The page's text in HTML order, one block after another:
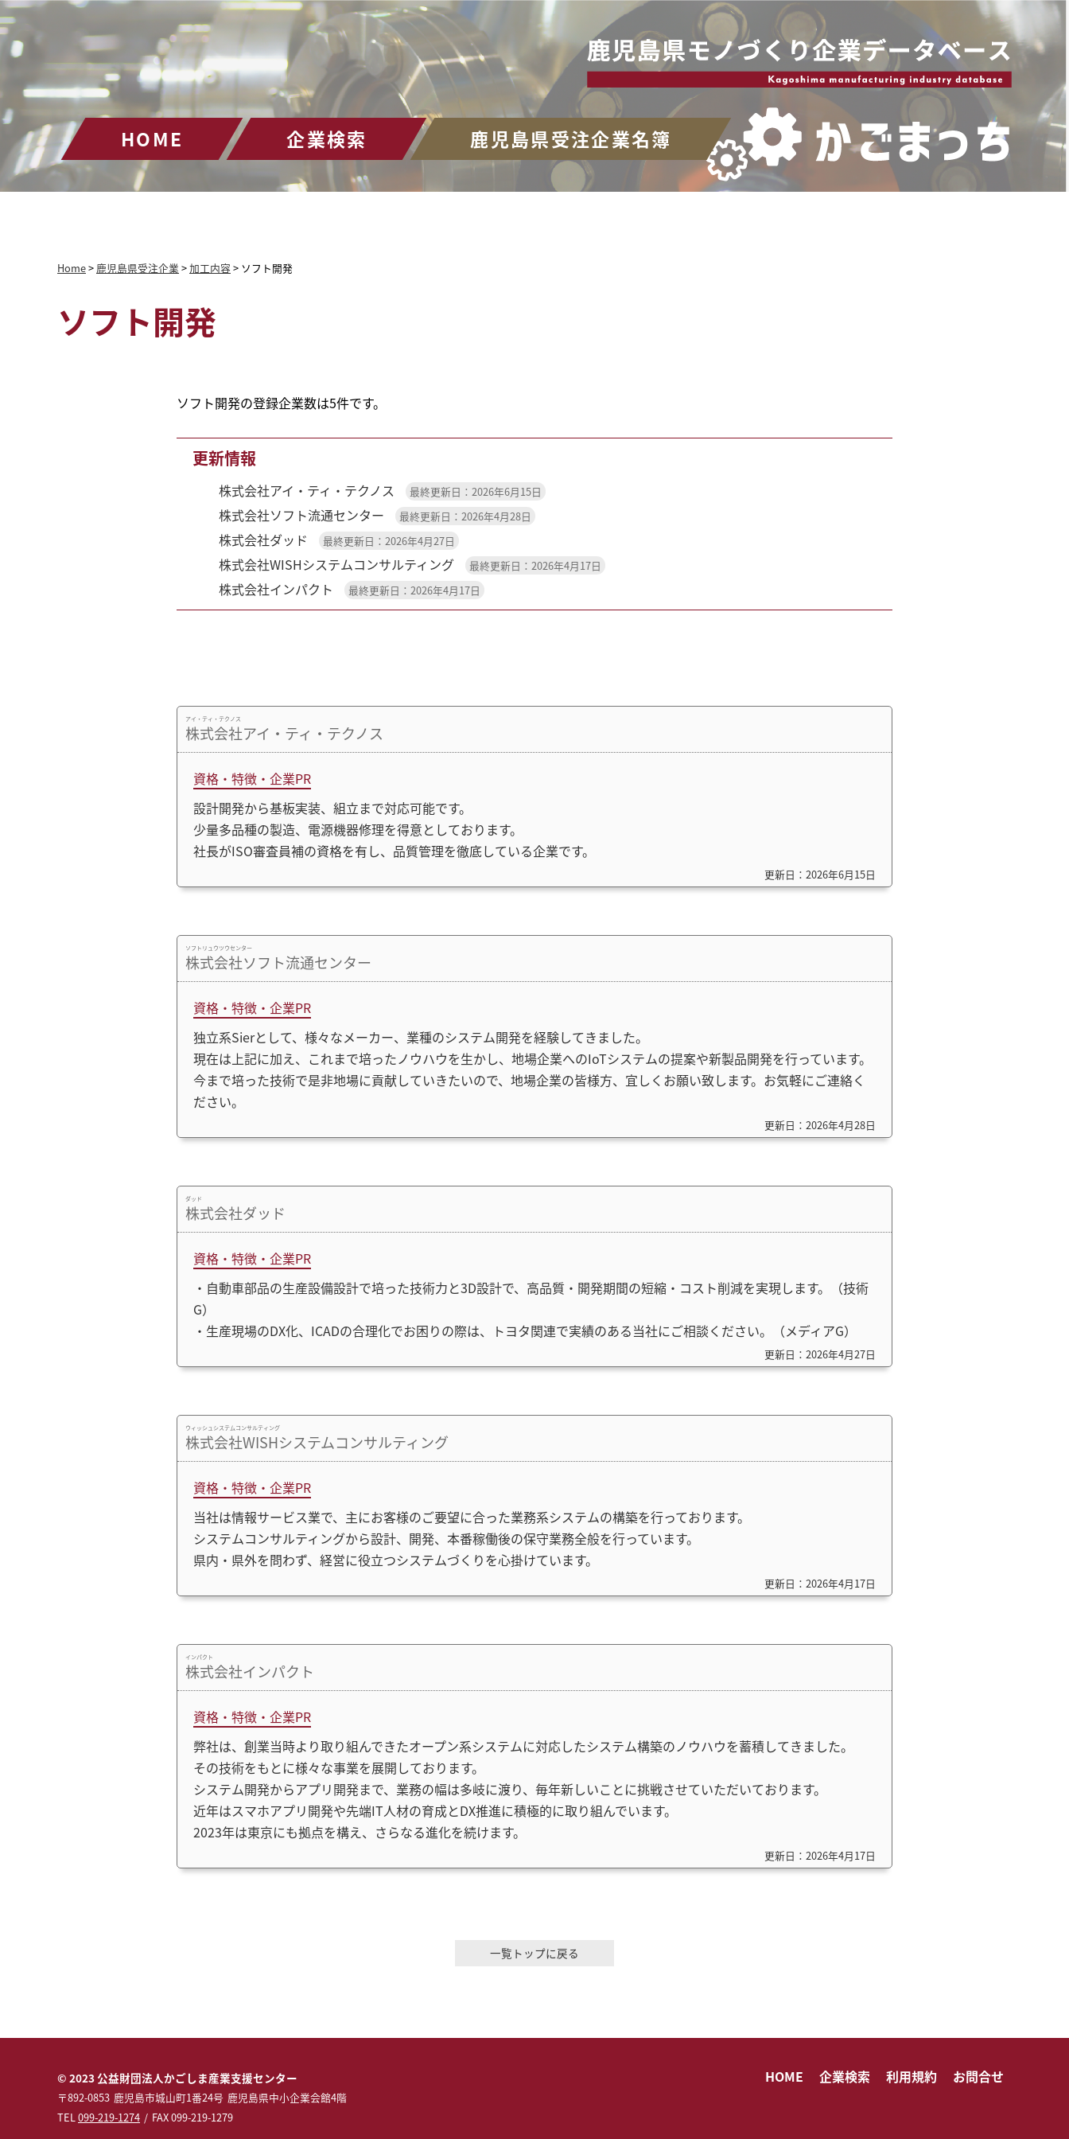
HOME 企業検索 鹿児島県受注企業名簿
Home> 鹿児島県受注企業 >加工内容 > ソフト開発
ソフト開発
ソフト開発の登録企業数は5件です。
更新情報
株式会社アイ・ティ・テクノス 最終更新日：2026年6月15日
株式会社ソフト流通センター 最終更新日：2026年4月28日
株式会社ダッド 最終更新日：2026年4月27日
株式会社WISHシステムコンサルティング 最終更新日：2026年4月17日
株式会社インパクト 最終更新日：2026年4月17日
アイ・ティ・テクノス
株式会社アイ・ティ・テクノス
資格・特徴・企業PR
設計開発から基板実装、組立まで対応可能です。
少量多品種の製造、電源機器修理を得意としております。
社長がISO審査員補の資格を有し、品質管理を徹底している企業です。
更新日：2026年6月15日
ソフトリュウツウセンター
株式会社ソフト流通センター
資格・特徴・企業PR
独立系Sierとして、様々なメーカー、業種のシステム開発を経験してきました。
現在は上記に加え、これまで培ったノウハウを生かし、地場企業へのIoTシステムの提案や新製品開発を行っています。
今まで培った技術で是非地場に貢献していきたいので、地場企業の皆様方、宜しくお願い致します。お気軽にご連絡く
ださい。
更新日：2026年4月28日
ダッド
株式会社ダッド
資格・特徴・企業PR
・自動車部品の生産設備設計で培った技術力と3D設計で、高品質・開発期間の短縮・コスト削減を実現します。（技術
G）
・生産現場のDX化、ICADの合理化でお困りの際は、トヨタ関連で実績のある当社にご相談ください。（メディアG）
更新日：2026年4月27日
ウィッシュシステムコンサルティング
株式会社WISHシステムコンサルティング
資格・特徴・企業PR
当社は情報サービス業で、主にお客様のご要望に合った業務系システムの構築を行っております。
システムコンサルティングから設計、開発、本番稼働後の保守業務全般を行っています。
県内・県外を問わず、経営に役立つシステムづくりを心掛けています。
更新日：2026年4月17日
インパクト
株式会社インパクト
資格・特徴・企業PR
弊社は、創業当時より取り組んできたオープン系システムに対応したシステム構築のノウハウを蓄積してきました。
その技術をもとに様々な事業を展開しております。
システム開発からアプリ開発まで、業務の幅は多岐に渡り、毎年新しいことに挑戦させていただいております。
近年はスマホアプリ開発や先端IT人材の育成とDX推進に積極的に取り組んでいます。
2023年は東京にも拠点を構え、さらなる進化を続けます。
更新日：2026年4月17日
一覧トップに戻る
© 2023 公益財団法人かごしま産業支援センター
〒892-0853 鹿児島市城山町1番24号 鹿児島県中小企業会館4階
TEL099-219-1274 FAX 099-219-1279
HOME 企業検索 利用規約 お問合せ